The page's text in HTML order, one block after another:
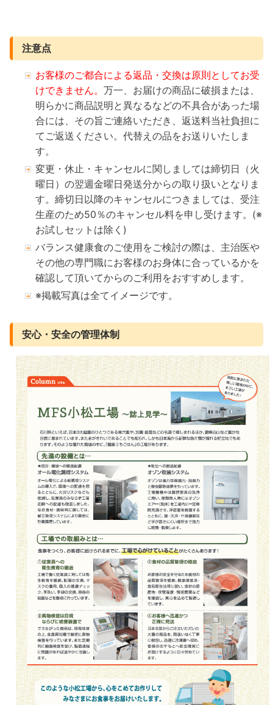
注意点
お客様のご都合による返品・交換は原則としてお受
けできません。 万一、お届けの商品に破損または、
明らかに商品説明と異なるなどの不具合があった場
合には、その旨ご連絡いただき、返送料当社負担に
てご返送ください。代替えの品をお送りいたしま
す。
変更・休止・キャンセルに関しましては締切日（火
曜日）の翌週金曜日発送分からの取り扱いとなりま
す。締切日以降のキャンセルにつきましては、受注
生産のため50％のキャンセル料を申し受けます。(※
お試しセットは除く)
バランス健康食のご使用をご検討の際は、主治医や
その他の専門職にお客様のお身体に合っているかを
確認して頂いてからのご利用をおすすめします。
※掲載写真は全てイメージです。
安心・安全の管理体制